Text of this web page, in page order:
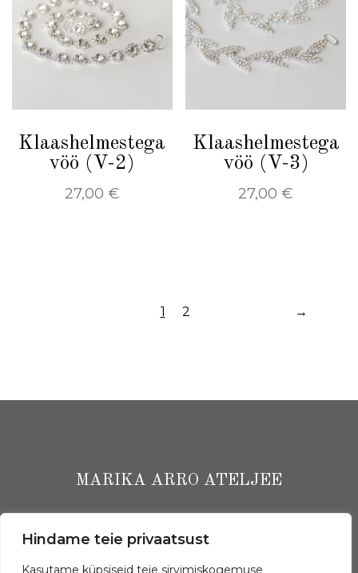
Hindame teie privaatsust
Kasutame küpsiseid teie sirvimiskogemuse
Klaashelmestega
vöö (V-2)
27,00 €
Klaashelmestega
vöö (V-3)
27,00 €
1 2 →
MARIKA ARRO ATELJEE
Ekspressi Ärimaja I korrus, Narva mnt 13, Tallinn
(+372) 5662 3843